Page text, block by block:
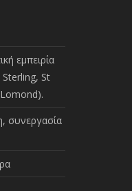
εμπειρία
Sterling, St
συνεργασία